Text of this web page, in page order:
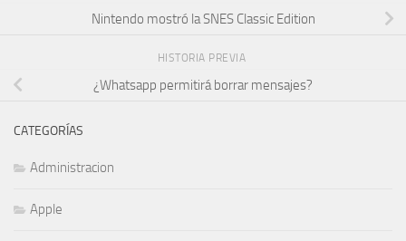
Nintendo mostró la SNES Classic Edition
HISTORIA PREVIA
¿Whatsapp permitirá borrar mensajes?
CATEGORÍAS
Administracion
Apple